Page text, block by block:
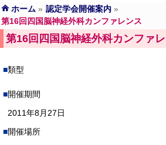
ホーム » 認定学会開催案内 »
第16回四国脳神経外科カンファレンス
第16回四国脳神経外科カンファ
類型
開催期間
2011年8月27日
開催場所